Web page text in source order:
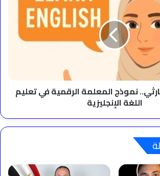
نموذج المعلمة الرقمية في تعليم
اللغة الإنجليزية